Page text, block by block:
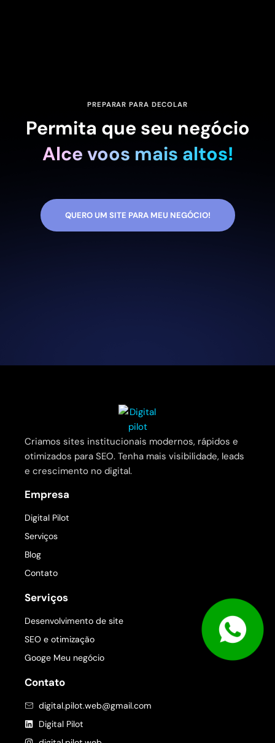
PREPARAR PARA DECOLAR
Permita que seu negócio
Alce voos mais altos!
QUERO UM SITE PARA MEU NEGÓCIO!
Criamos sites institucionais modernos, rápidos e
otimizados para SEO. Tenha mais visibilidade, leads
e crescimento no digital.
Empresa
Digital Pilot
Serviços
Blog
Contato
Serviços
Desenvolvimento de site
SEO e otimização
Googe Meu negócio
Contato
digital.pilot.web@gmail.com
Digital Pilot